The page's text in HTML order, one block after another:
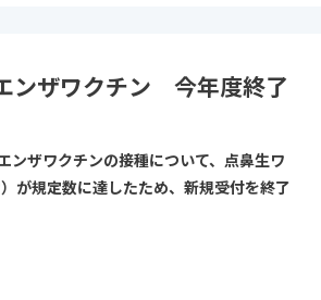
ンザワクチン 今年度終了
ンザワクチンの接種について、点鼻生ワ
が規定数に達したため、新規受付を終了